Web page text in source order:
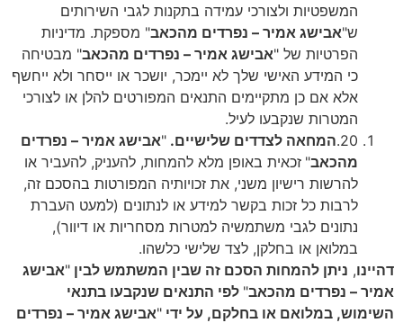
המשפטיות ולצורכי עמידה בתקנות לגבי השירותים
ש"אבישג אמיר – נפרדים מהכאב" מספקת. מדיניות
הפרטיות של "אבישג אמיר – נפרדים מהכאב" מבטיחה
כי המידע האישי שלך לא יימכר, יושכר או ייסחר ולא ייחשף
אלא אם כן מתקיימים התנאים המפורטים להלן או לצורכי
המטרות שנקבעו לעיל.
20. המחאה לצדדים שלישיים. "אבישג אמיר – נפרדים
מהכאב" זכאית באופן מלא להמחות, להעניק, להעביר או
להרשות רישיון משני, את זכויותיה המפורטות בהסכם זה,
לרבות כל זכות בקשר למידע או לנתונים (למעט העברת
נתונים לגבי משתמשיה למטרות מסחריות או דיוור),
במלואן או בחלקן, לצד שלישי כלשהו.
דהיינו, ניתן להמחות הסכם זה שבין המשתמש לבין "אבישג
אמיר – נפרדים מהכאב" לפי התנאים שנקבעו בתנאי
השימוש, במלואם או בחלקם, על ידי "אבישג אמיר – נפרדים